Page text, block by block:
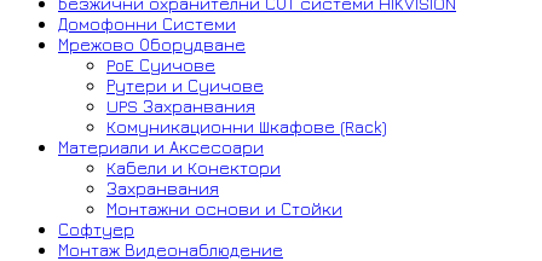
Домофонни Системи
Мрежово Оборудване
PoE Суичове
Рутери и Суичове
UPS Захранвания
Комуникационни Шкафове (Rack)
Материали и Аксесоари
Кабели и Конектори
Захранвания
Монтажни основи и Стойки
Софтуер
Монтаж Видеонаблюдение